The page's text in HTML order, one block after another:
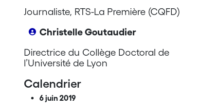
Journaliste, RTS-La Première (CQFD)
Christelle Goutaudier
Directrice du Collège Doctoral de
l’Université de Lyon
Calendrier
6 juin 2019